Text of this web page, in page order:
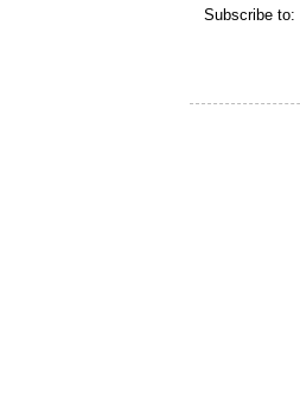
Subscribe to: